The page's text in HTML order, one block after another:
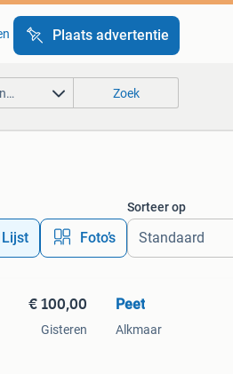
Plaats advertentie
Zoek
Lijst Foto’s
Sorteer op
€ 100,00
Gisteren
Peet
Alkmaar